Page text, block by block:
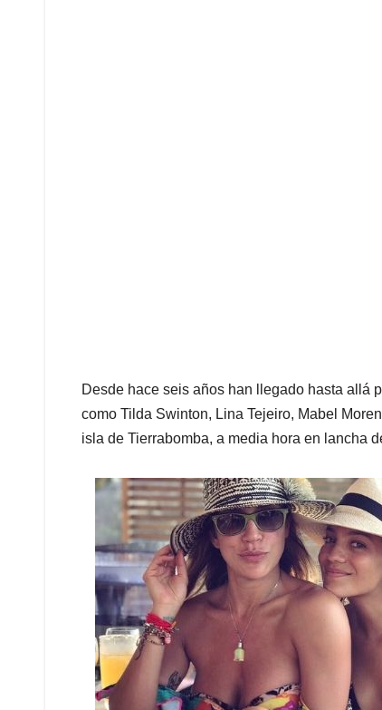
Desde hace seis años han llegado hasta allá
como Tilda Swinton, Lina Tejeiro, Mabel
isla de Tierrabomba, a media hora en lancha